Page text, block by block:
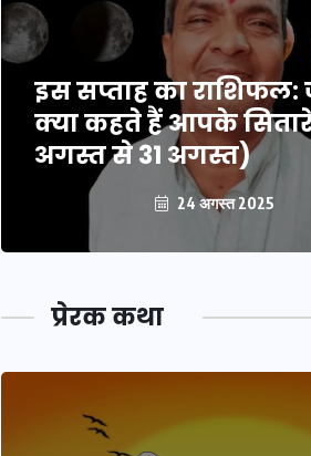
इस सप्ताह का राशिफल:
क्या कहते हैं आपके
अगस्त से 31 अगस्त)
24 अगस्त 2025
प्रेरक कथा